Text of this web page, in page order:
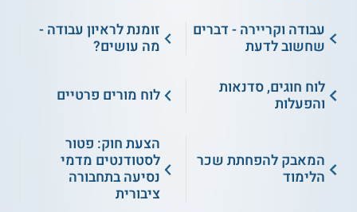
עבודה וקריירה - דברים
שחשוב לדעת
זומנת לראיון עבודה -
מה עושים?
לוח חוגים, סדנאות
והפעלות
לוח מורים פרטיים
המאבק להפחתת שכר
הלימוד
הצעת חוק: פטור
לסטודנטים מדמי
נסיעה בתחבורה
ציבורית